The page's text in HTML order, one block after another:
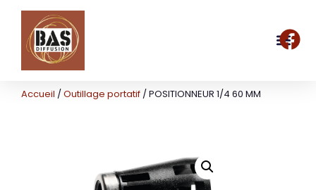
Accueil /Outillage portatif / POSITIONNEUR 1/4 60 MM